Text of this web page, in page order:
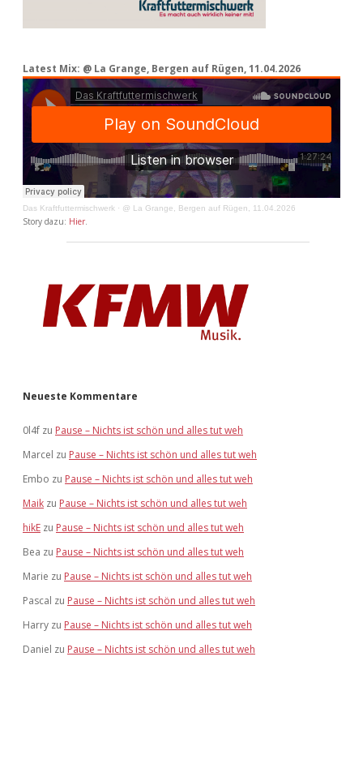
Latest Mix: @ La Grange, Bergen auf Rügen, 11.04.2026
Das Kraftfuttermischwerk · @ La Grange, Bergen auf Rügen, 11.04.2026
Story dazu: Hier.
Neueste Kommentare
0l4f zu Pause – Nichts ist schön und alles tut weh
Marcel zu Pause – Nichts ist schön und alles tut weh
Embo zu Pause – Nichts ist schön und alles tut weh
Maik zu Pause – Nichts ist schön und alles tut weh
hikE zu Pause – Nichts ist schön und alles tut weh
Bea zu Pause – Nichts ist schön und alles tut weh
Marie zu Pause – Nichts ist schön und alles tut weh
Pascal zu Pause – Nichts ist schön und alles tut weh
Harry zu Pause – Nichts ist schön und alles tut weh
Daniel zu Pause – Nichts ist schön und alles tut weh